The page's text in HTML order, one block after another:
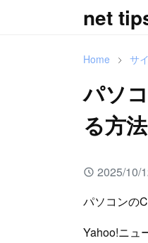
net
Home サ
パソ
る方法
2025/10/
パソコンの
Yahoo!ニュ